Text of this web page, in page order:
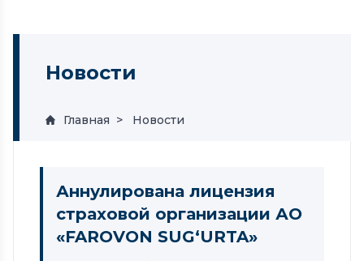
Новости
Главная Новости
Аннулирована лицензия
страховой организации АО
«FAROVON SUG‘URTA»